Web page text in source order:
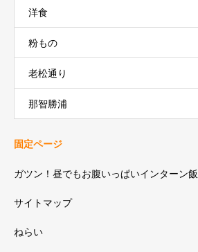
洋食
粉もの
老松通り
那智勝浦
固定ページ
ガツン！昼でもお腹いっぱいインターン飯
サイトマップ
ねらい